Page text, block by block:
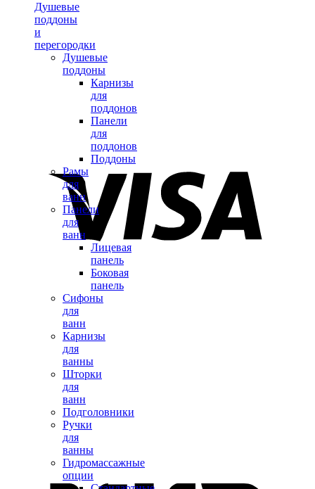
Душевые
поддоны
и
перегородки
Душевые
поддоны
Карнизы
для
поддонов
Панели
для
поддонов
Поддоны
Рамы
для
ванн
Панели
для
ванн
Лицевая
панель
Боковая
панель
Сифоны
для
ванн
Карнизы
для
ванны
Шторки
для
ванн
Подголовники
Ручки
для
ванны
Гидромассажные
опции